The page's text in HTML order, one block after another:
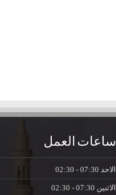
ساعات العمل
الاحد
الاثنين